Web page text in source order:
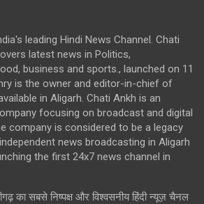
leading Hindi News Channel. Chati
latest news in Politics,
business and sports., launched on 11
is the owner and editor-in-chief of
in Aligarh. Chati Ankh is an
focusing on broadcast and digital
company is considered to be a legacy
news broadcasting in Aligarh
the first 24x7 news channel in
का सबसे निष्पक्ष और विश्वसनीय हिंदी न्यूज़ चैनल